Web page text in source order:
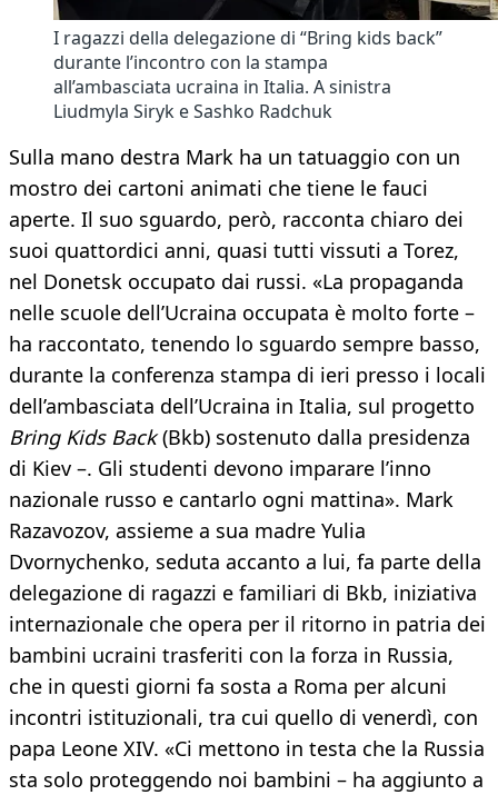
I ragazzi della delegazione di “Bring kids back”
durante l’incontro con la stampa
all’ambasciata ucraina in Italia. A sinistra
Liudmyla Siryk e Sashko Radchuk
Sulla mano destra Mark ha un tatuaggio con un
mostro dei cartoni animati che tiene le fauci
aperte. Il suo sguardo, però, racconta chiaro dei
suoi quattordici anni, quasi tutti vissuti a Torez,
nel Donetsk occupato dai russi. «La propaganda
nelle scuole dell’Ucraina occupata è molto forte –
ha raccontato, tenendo lo sguardo sempre basso,
durante la conferenza stampa di ieri presso i locali
dell’ambasciata dell’Ucraina in Italia, sul progetto
Bring Kids Back(Bkb) sostenuto dalla presidenza
di Kiev –. Gli studenti devono imparare l’inno
nazionale russo e cantarlo ogni mattina». Mark
Razavozov, assieme a sua madre Yulia
Dvornychenko, seduta accanto a lui, fa parte della
delegazione di ragazzi e familiari di Bkb, iniziativa
internazionale che opera per il ritorno in patria dei
bambini ucraini trasferiti con la forza in Russia,
che in questi giorni fa sosta a Roma per alcuni
incontri istituzionali, tra cui quello di venerdì, con
papa Leone XIV. «Ci mettono in testa che la Russia
sta solo proteggendo noi bambini – ha aggiunto a